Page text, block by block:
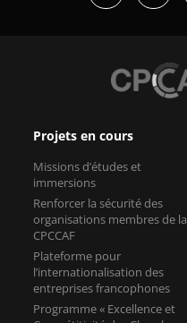
Projets en cours
Missions d’études et
immersions
Renforcer la sécurité des
organisations membres de la
CPCCAF
Plateforme pour
l’internationalisation des
entreprises francophones
Programme « Excellence et